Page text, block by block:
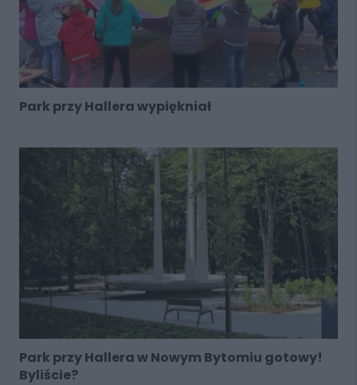
Park przy Hallera wypiękniał
Park przy Hallera w Nowym Bytomiu gotowy!
Byliście?